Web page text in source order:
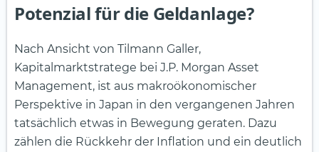
Potenzial für die Geldanlage?
Nach Ansicht von Tilmann Galler,
Kapitalmarktstratege bei J.P. Morgan Asset
Management, ist aus makroökonomischer
Perspektive in Japan in den vergangenen Jahren
tatsächlich etwas in Bewegung geraten. Dazu
zählen die Rückkehr der Inflation und ein deutlich